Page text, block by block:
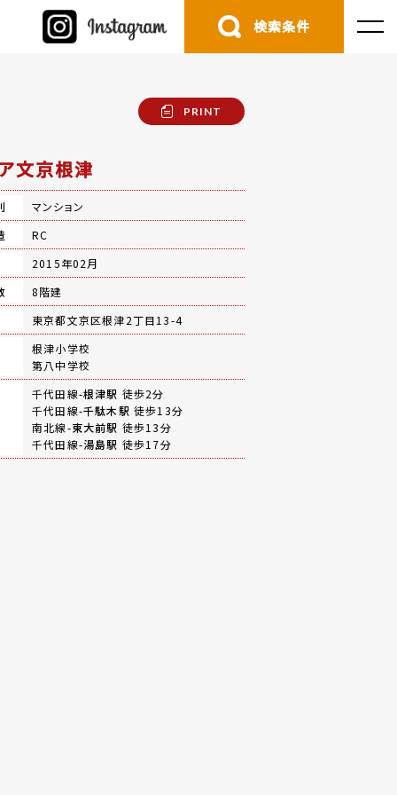
検索条件
PRINT
文京根津
マンション
RC
2015年02月
8階建
東京都文京区根津2丁目13-4
根津小学校
第八中学校
千代田線-根津駅 徒歩2分
千代田線-千駄木駅 徒歩13分
南北線-東大前駅 徒歩13分
千代田線-湯島駅 徒歩17分